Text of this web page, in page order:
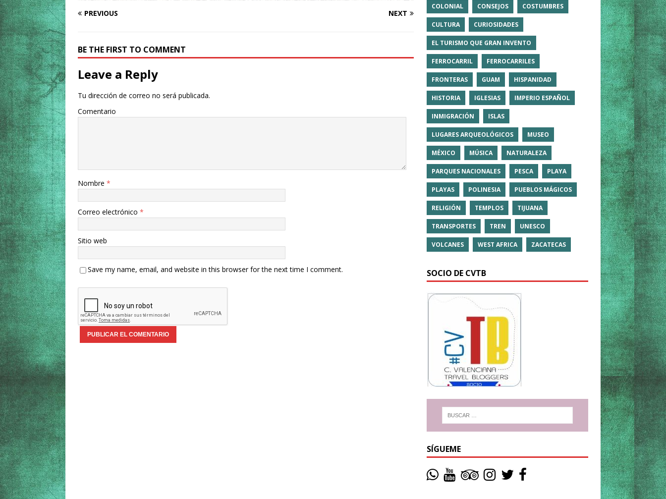
PREVIOUS NEXT
BE THE FIRST TO COMMENT
Leave a Reply
Tu dirección de correo no será publicada.
Comentario
Nombre *
Correo electrónico *
Sitio web
Save my name, email, and website in this browser for the next time I comment.
COLONIAL CONSEJOS COSTUMBRES
CULTURA CURIOSIDADES
EL TURISMO QUE GRAN INVENTO
FERROCARRIL FERROCARRILES
FRONTERAS GUAM HISPANIDAD
HISTORIA IGLESIAS IMPERIO ESPAÑOL
INMIGRACIÓN ISLAS
LUGARES ARQUEOLÓGICOS MUSEO
MÉXICO MÚSICA NATURALEZA
PARQUES NACIONALES PESCA PLAYA
PLAYAS POLINESIA PUEBLOS MÁGICOS
RELIGIÓN TEMPLOS TIJUANA
TRANSPORTES TREN UNESCO
VOLCANES WEST AFRICA ZACATECAS
SOCIO DE CVTB
SÍGUEME